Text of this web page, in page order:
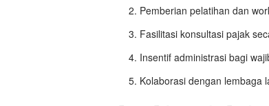
Pemberian pelatihan dan
Fasilitasi konsultasi pajak
Insentif administrasi bagi
Kolaborasi dengan lembaga